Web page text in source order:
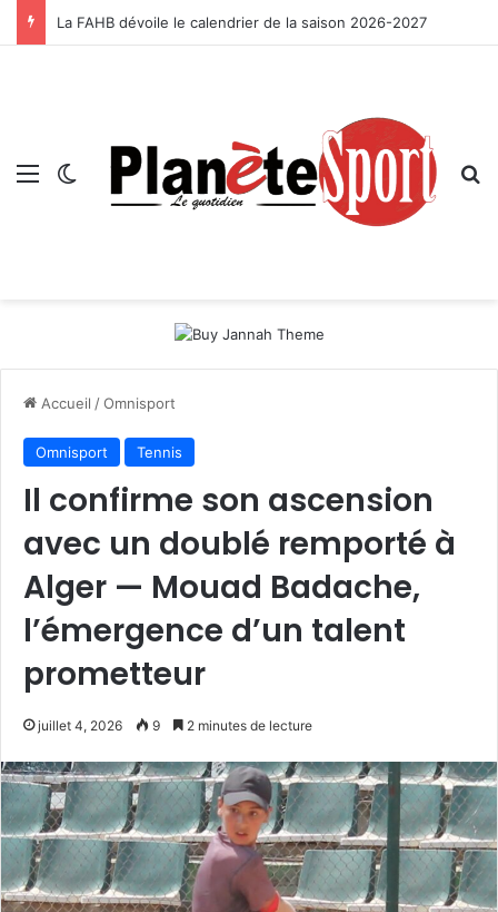
La FAHB dévoile le calendrier de la saison 2026-2027
Menu Switch skin
Accueil /Omnisport
Omnisport Tennis
Il confirme son ascension
avec un doublé remporté à
Alger — Mouad Badache,
l’émergence d’un talent
prometteur
juillet 4, 2026 9 2 minutes de lecture